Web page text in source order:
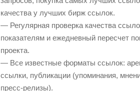
качества у лучших бирж ссылок.
— Регулярная проверка качества
показателям и ежедневный пересчет
проекта.
— Все известные форматы ссылок:
ссылки, публикации (упоминания,
пресс-релизы).